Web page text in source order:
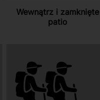
Wewnątrz i zamknięte
patio